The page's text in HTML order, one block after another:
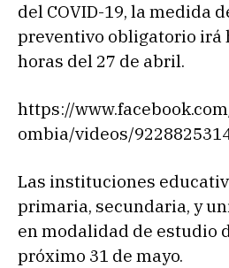
del COVID-19, la medida
preventivo obligatorio irá
horas del 27 de abril.
https://
ombia/videos/
Las instituciones
primaria, secundaria, y
en modalidad de estudio
próximo 31 de mayo.